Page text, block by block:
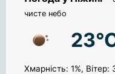
чисте небо
Хмарність: 1%, Вітер: